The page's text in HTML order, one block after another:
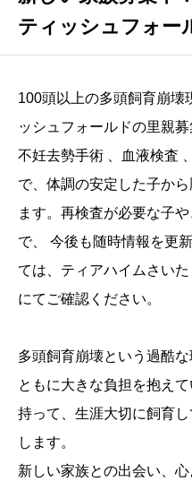
ティッシュフォー
100頭以上の多頭飼育崩壊
ッシュフォールドの里親
不妊去勢手術 、血液検査
で、体調の安定した子か
ます。再検査が必要な子
で、 今後も随時情報を更
ては、ティアハイムさい
にてご確認ください。
多頭飼育崩壊という過酷
ともに大きな負担を抱え
持って、生涯大切に飼育
します。
新しい家族との出会い、